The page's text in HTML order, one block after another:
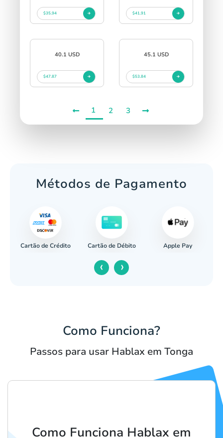
$35.94 $41.91
40.1 USD
$47.87
45.1 USD
$53.84
1 2 3
Métodos de Pagamento
Cartão de Crédito Cartão de Débito Apple Pay
‹ ›
Como Funciona?
Passos para usar Hablax em Tonga
Como Funciona Hablax em